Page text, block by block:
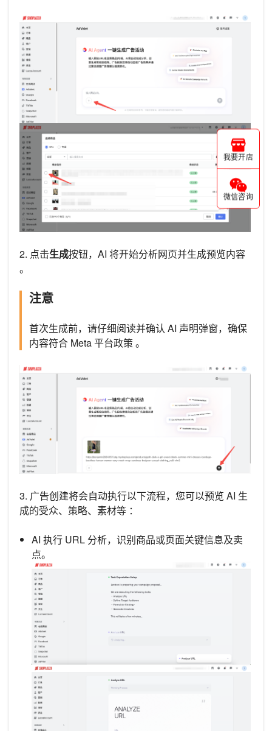
2. 点击生成按钮，AI 将开始分析网页并生成预览内容
。
注意
首次生成前，请仔细阅读并确认 AI 声明弹窗，确保
内容符合 Meta 平台政策 。
3. 广告创建将会自动执行以下流程，您可以预览 AI 生
成的受众、策略、素材等 ：
AI 执行 URL 分析，识别商品或页面关键信息及卖
点。
我要开店
微信咨询